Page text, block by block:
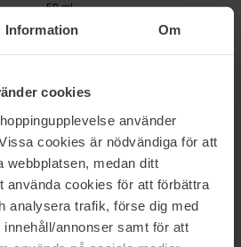
Information Om
cookies
använder
cookies är nödvändiga för att
webbplatsen, medan ditt
cookies för att förbättra
analysera trafik, förse dig med
annonser samt för att
50 ml
12 €
Exuviance
50 g
78 €
Bedtime Magic Repairing Night